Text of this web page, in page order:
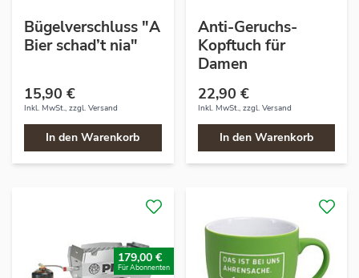
Bügelverschluss "A
Bier schad’t nia"
15,90 €
Inkl. MwSt., zzgl. Versand
In den Warenkorb
Anti-Geruchs-
Kopftuch für
Damen
22,90 €
Inkl. MwSt., zzgl. Versand
In den Warenkorb
179,00 €
Für Abonnenten